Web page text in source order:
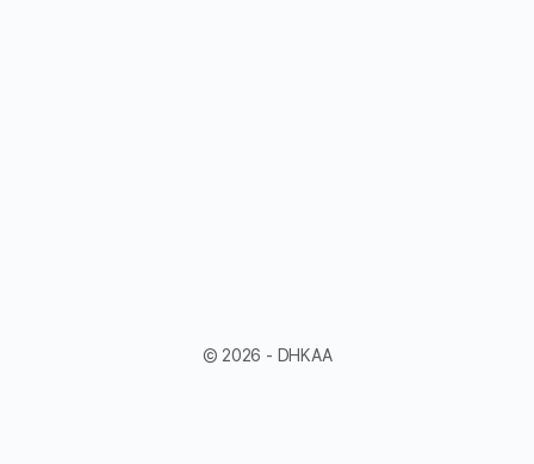
© 2026 - DHKAA